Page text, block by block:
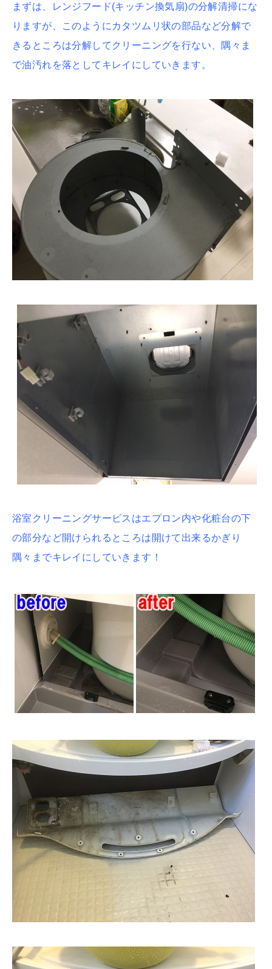
まずは、レンジフード(キッチン換気扇)の分解清掃にな
りますが、このようにカタツムリ状の部品など分解で
きるところは分解してクリーニングを行ない、隅々ま
で油汚れを落としてキレイにしていきます。
浴室クリーニングサービスはエプロン内や化粧台の下
の部分など開けられるところは開けて出来るかぎり
隅々までキレイにしていきます！